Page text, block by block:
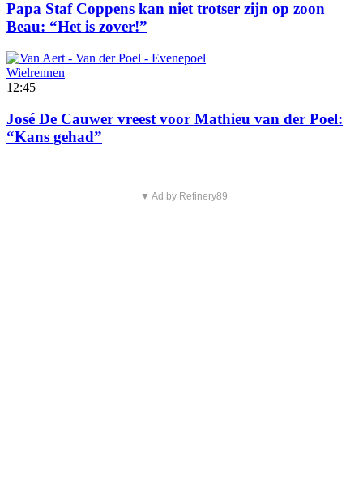
Papa Staf Coppens kan niet trotser zijn op zoon
Beau: “Het is zover!”
Wielrennen
12:45
José De Cauwer vreest voor Mathieu van der Poel:
“Kans gehad”
▼ Ad by Refinery89